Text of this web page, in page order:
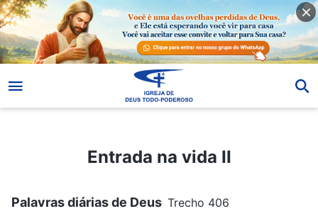
Entrada na vida II
Palavras diárias de Deus Trecho 406